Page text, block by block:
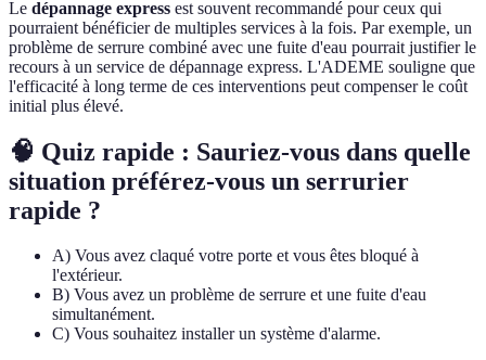
Le dépannage express est souvent recommandé pour ceux qui
pourraient bénéficier de multiples services à la fois. Par exemple, un
problème de serrure combiné avec une fuite d'eau pourrait justifier le
recours à un service de dépannage express. L'ADEME souligne que
l'efficacité à long terme de ces interventions peut compenser le coût
initial plus élevé.
🧠 Quiz rapide : Sauriez-vous dans quelle
situation préférez-vous un serrurier
rapide ?
A) Vous avez claqué votre porte et vous êtes bloqué à
l'extérieur.
B) Vous avez un problème de serrure et une fuite d'eau
simultanément.
C) Vous souhaitez installer un système d'alarme.